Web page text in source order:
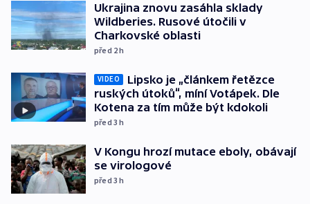
Ukrajina znovu zasáhla sklady
Wildberies. Rusové útočili v
Charkovské oblasti
před 2h
VIDEO
Lipsko je „článkem řetězce
ruských útoků“, míní Votápek. Dle
Kotena za tím může být kdokoli
před 3h
V Kongu hrozí mutace eboly, obávají
se virologové
před 3h